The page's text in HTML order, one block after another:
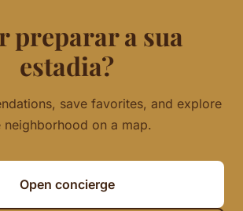
preparar a sua
estadia?
save favorites, and explore
neighborhood on a map.
Open concierge